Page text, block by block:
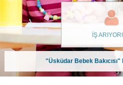
İŞ
"Üsküdar Bebek